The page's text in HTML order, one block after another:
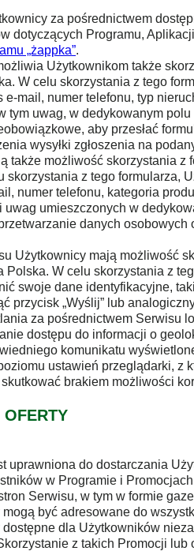
za pośrednictwem
dotyczących Programu,
„żappka”.
Użytkownikom także
W celu skorzystania z tego
e-mail, numer telefonu, typ
tym uwag, w dedykowanym
aby przesłać
wysyłki zgłoszenia na
także możliwość skorzystania
skorzystania z tego formularza,
numer telefonu, kategoria
umieszczonych w
danych osobowych
Użytkownicy mają możliwość
W celu skorzystania z
swoje dane identyfikacyjne,
przycisk „Wyślij” lub
za pośrednictwem Serwisu
dostępu do informacji o
komunikatu
ustawień przeglądarki, z
brakiem możliwości
uprawniona do dostarczania
w Programie i
Serwisu, w tym w formie
mogą być adresowane do
dla Użytkowników
z takich Promocji